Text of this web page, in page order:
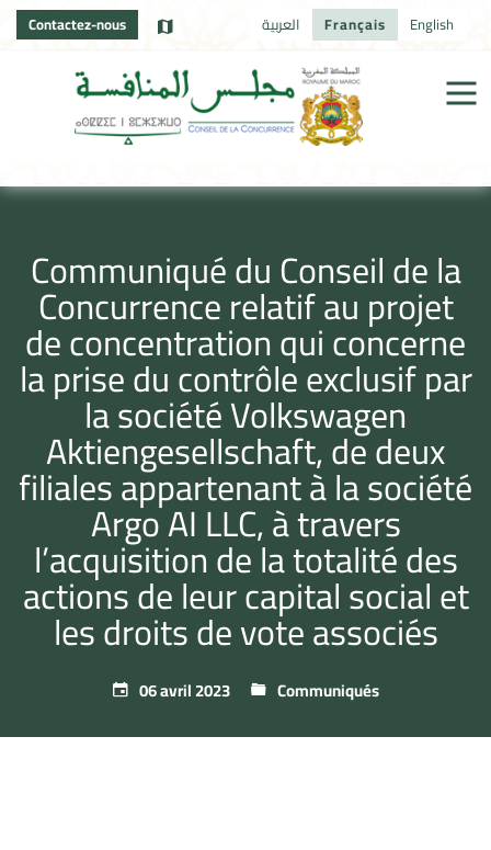
Contactez-nous العربية Français English
Communiqué du Conseil de la
Concurrence relatif au projet
de concentration qui concerne
la prise du contrôle exclusif par
la société Volkswagen
Aktiengesellschaft, de deux
filiales appartenant à la société
Argo AI LLC, à travers
l’acquisition de la totalité des
actions de leur capital social et
les droits de vote associés
06 avril 2023 Communiqués